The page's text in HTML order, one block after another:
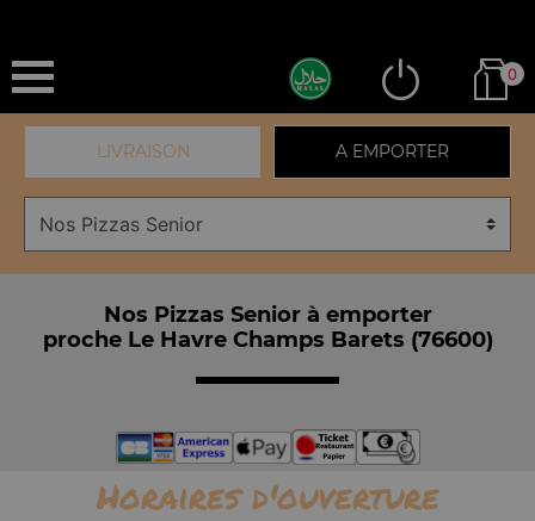
0
LIVRAISON A EMPORTER
Nos Pizzas Senior à emporter
proche Le Havre Champs Barets (76600)
Horaires d'ouverture